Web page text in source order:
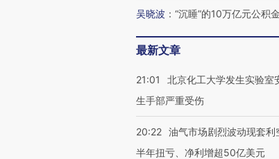
吴晓波 ： “沉睡”的10万亿元公积金
最新文章
21:01
北京化工大学发生实验室
生手部严重受伤
20:22 油气市场剧烈波动现套利
半年扭亏、净利增超50亿美元